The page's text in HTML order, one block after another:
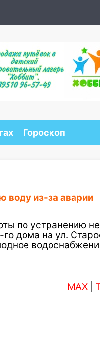
Гороскоп
воду из-за аварии
по устранению
дома на ул.
MAX